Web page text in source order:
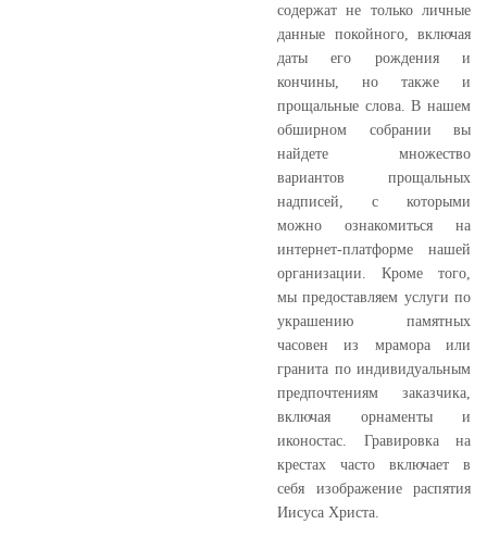
содержат не только личные
данные покойного, включая
даты его рождения и
кончины, но также и
прощальные слова. В нашем
обширном собрании вы
найдете множество
вариантов прощальных
надписей, с которыми
можно ознакомиться на
интернет-платформе нашей
организации. Кроме того,
мы предоставляем услуги по
украшению памятных
часовен из мрамора или
гранита по индивидуальным
предпочтениям заказчика,
включая орнаменты и
иконостас. Гравировка на
крестах часто включает в
себя изображение распятия
Иисуса Христа.